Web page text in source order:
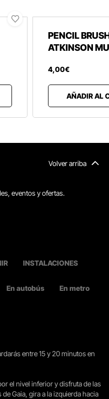
PENCIL
ATKINSON
4,00€
AÑADIR AL
Volver arriba
eventos y ofertas.
INSTALACIONES
En autobús En metro
entre 15 y 20 minutos en
el nivel inferior y disfruta de las
Gaia, gira a la izquierda hacia